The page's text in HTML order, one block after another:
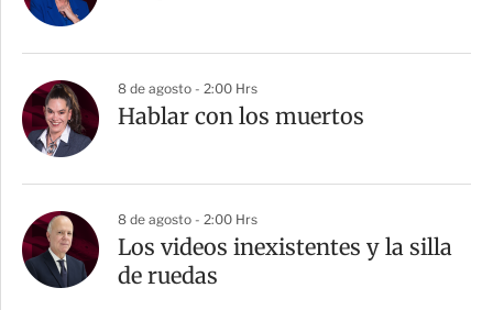
8 de agosto - 2:00 Hrs
Hablar con los muertos
8 de agosto - 2:00 Hrs
Los videos inexistentes y la silla
de ruedas